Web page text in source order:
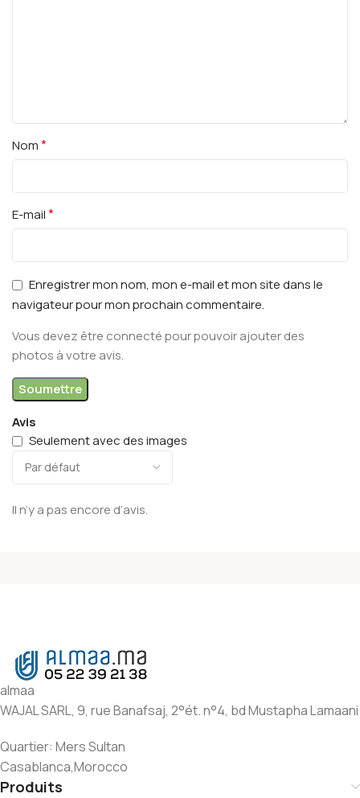
Avis
Seulement avec des images
Il n’y a pas encore d’avis.
Nom*
E-mail*
Enregistrer mon nom, mon e-mail et mon site dans le
navigateur pour mon prochain commentaire.
Vous devez être connecté pour pouvoir ajouter des
photos à votre avis.
almaa
WAJAL SARL, 9, rue Banafsaj, 2°ét. n°4, bd Mustapha Lamaani
Quartier: Mers Sultan
Casablanca,Morocco
Produits